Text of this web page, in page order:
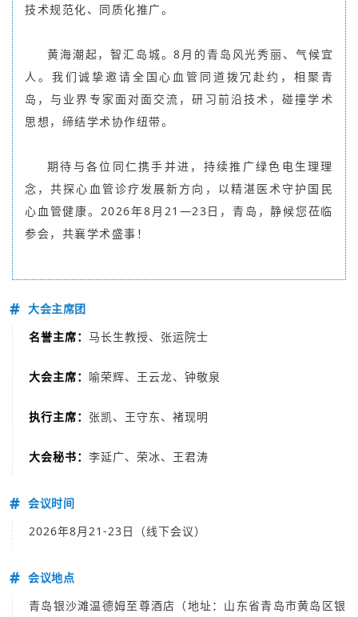
技术规范化、同质化推广。
黄海潮起，智汇岛城。8月的青岛风光秀丽、气候宜
人。我们诚挚邀请全国心血管同道拨冗赴约，相聚青
岛，与业界专家面对面交流，研习前沿技术，碰撞学术
思想，缔结学术协作纽带。
期待与各位同仁携手并进，持续推广绿色电生理理
念，共探心血管诊疗发展新方向，以精湛医术守护国民
心血管健康。2026年8月21—23日，青岛，静候您莅临
参会，共襄学术盛事！
# 大会主席团
名誉主席： 马长生教授、 张运院士
大会主席： 喻荣辉、王云龙、钟敬泉
执行主席： 张凯、王守东、褚现明
大会秘书： 李延广、荣冰、王君涛
# 会议时间
2026年8月21-23日（线下会议）
# 会议地点
青岛银沙滩温德姆至尊酒店（地址：山东省青岛市黄岛区银